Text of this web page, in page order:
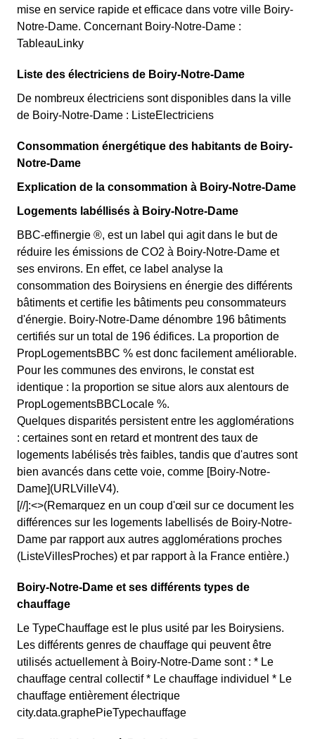
mise en service rapide et efficace dans votre ville Boiry-
Notre-Dame. Concernant Boiry-Notre-Dame :
TableauLinky
Liste des électriciens de Boiry-Notre-Dame
De nombreux électriciens sont disponibles dans la ville
de Boiry-Notre-Dame : ListeElectriciens
Consommation énergétique des habitants de Boiry-
Notre-Dame
Explication de la consommation à Boiry-Notre-Dame
Logements labéllisés à Boiry-Notre-Dame
BBC-effinergie ®, est un label qui agit dans le but de
réduire les émissions de CO2 à Boiry-Notre-Dame et
ses environs. En effet, ce label analyse la
consommation des Boirysiens en énergie des différents
bâtiments et certifie les bâtiments peu consommateurs
d'énergie. Boiry-Notre-Dame dénombre 196 bâtiments
certifiés sur un total de 196 édifices. La proportion de
PropLogementsBBC % est donc facilement améliorable.
Pour les communes des environs, le constat est
identique : la proportion se situe alors aux alentours de
PropLogementsBBCLocale %.
Quelques disparités persistent entre les agglomérations
: certaines sont en retard et montrent des taux de
logements labélisés très faibles, tandis que d'autres sont
bien avancés dans cette voie, comme [Boiry-Notre-
Dame](URLVilleV4).
[//]:<>(Remarquez en un coup d'œil sur ce document les
différences sur les logements labellisés de Boiry-Notre-
Dame par rapport aux autres agglomérations proches
(ListeVillesProches) et par rapport à la France entière.)
Boiry-Notre-Dame et ses différents types de
chauffage
Le TypeChauffage est le plus usité par les Boirysiens.
Les différents genres de chauffage qui peuvent être
utilisés actuellement à Boiry-Notre-Dame sont : * Le
chauffage central collectif * Le chauffage individuel * Le
chauffage entièrement électrique
city.data.graphePieTypechauffage